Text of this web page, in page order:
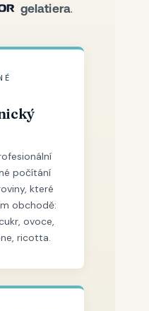
gelatiera.
počítání
které
obchodě:
ovoce,
ricotta.